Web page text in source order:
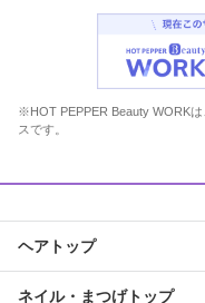
※HOT PEPPER Beauty WORK
スです。
ヘアトップ
ネイル・まつげトップ